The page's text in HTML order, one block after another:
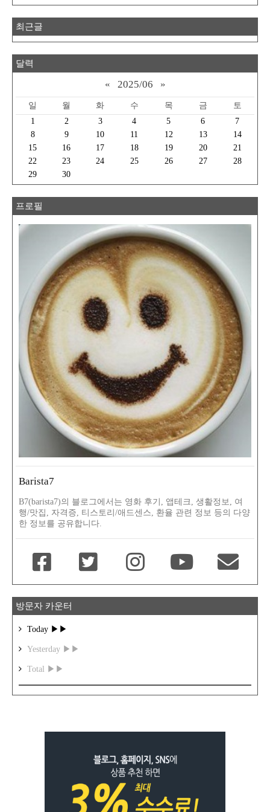
최근글
달력
« 2025/06 »
일 월 화 수 목 금
토
1
2 3 4 5 6
7
8
9 10 11 12 13
14
15
16 17 18 19 20
21
22
23 24 25 26 27
28
29
30
프로필
Barista7
B7(barista7)의 블로그에서는 영화 후기, 앱테크, 생활정보, 여
행/맛집, 자격증, 티스토리/애드센스, 환율 관련 정보 등의 다양
한 정보를 공유합니다.
방문자 카운터
Today ▶▶
Yesterday ▶▶
Total ▶▶